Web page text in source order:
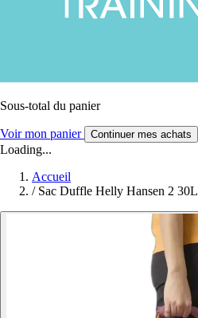
Sous-total du panier
Voir mon panier Continuer mes achats
Loading...
Accueil
/ Sac Duffle Helly Hansen 2 30L